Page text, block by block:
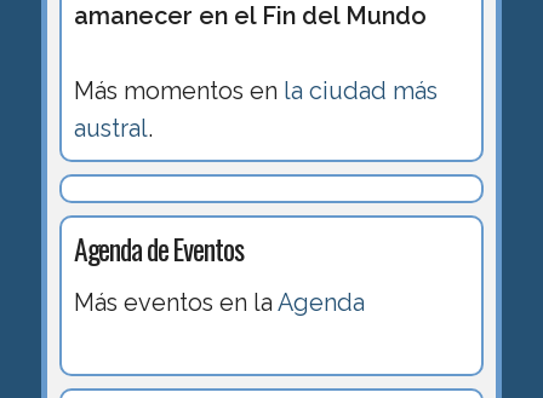
amanecer en el Fin del Mundo
Más momentos en la ciudad más
austral.
Agenda de Eventos
Más eventos en la Agenda